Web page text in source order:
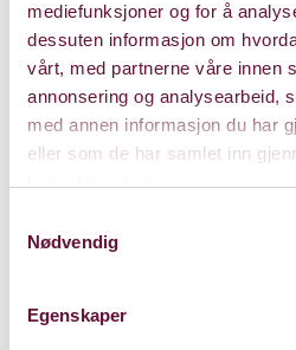
mediefunksjoner og for å
dessuten informasjon om
vårt, med partnerne våre innen
annonsering og analysearbeid,
med annen informasjon du har
eller som de har samlet inn
Nødvendig
Egenskaper